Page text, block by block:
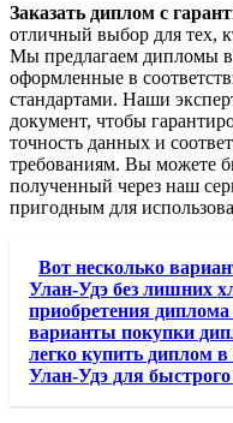
Заказать диплом с
отличный выбор для тех,
Мы предлагаем дипломы
оформленные в
стандартами. Наши
документ, чтобы
точность данных и
требованиям. Вы можете
полученный через наш
пригодным для
Вот несколько
Улан-Удэ без лишних
приобретения
варианты покупки
легко купить диплом
Улан-Удэ для быстрого